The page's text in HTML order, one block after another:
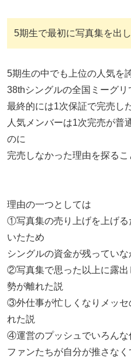
5期生で最初に写真集を出
5期生の中でも上位の人気を
38thシングルの全国ミーグ
最終的には1次保証で完売し
人気メンバーは1次完売が普
のに
完売しなかった理由を探る
理由の一つとしては
①写真集の売り上げを上げる
いたため
シングルの資金が残っていな
②写真集で思った以上に露出
勢が離れた説
③外仕事が忙しくなりメッセ
れた説
④運営のプッシュでいろんな
ファンたちが自分が推さな